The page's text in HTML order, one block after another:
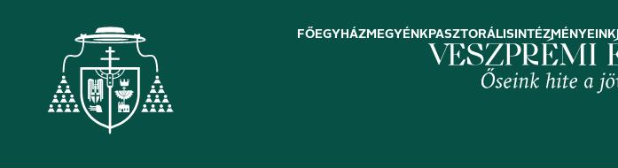
FŐEGYHÁZMEGYÉNK PASZTORÁLIS INTÉZMÉNYEINK